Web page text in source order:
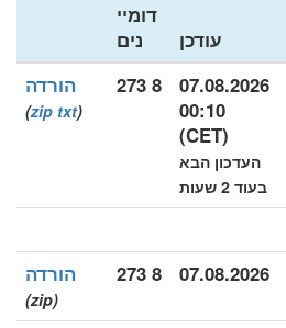
עודכן
דומיי
נים
07.08.2026
00:10
(CET)
העדכון הבא
בעוד 2 שעות
8 273 הורדה
(
zip txt
)
07.08.2026
8 273 הורדה
(zip)